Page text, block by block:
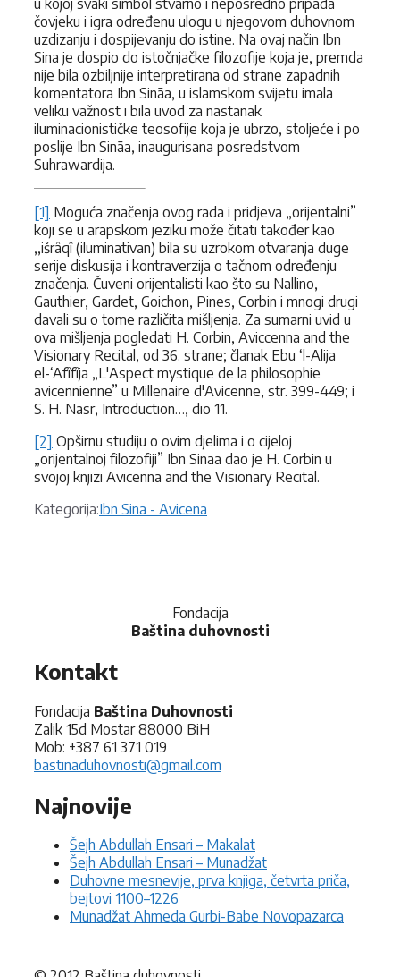
čovjeku i igra određenu ulogu u njegovom duhovnom
uzdizanju i dospijevanju do istine. Na ovaj način Ibn
Sina je dospio do istočnjačke filozofije koja je, premda
nije bila ozbiljnije interpretirana od strane zapadnih
komentatora Ibn Sināa, u islamskom svijetu imala
veliku važnost i bila uvod za nastanak
iluminacionističke teosofije koja je ubrzo, stoljeće i po
poslije Ibn Sināa, inaugurisana posredstvom
Suhrawardija.
[1] Moguća značenja ovog rada i pridjeva „orijentalni”
koji se u arapskom jeziku može čitati također kao
,,išrâqî (iluminativan) bila su uzrokom otvaranja duge
serije diskusija i kontraverzija o tačnom određenju
značenja. Čuveni orijentalisti kao što su Nallino,
Gauthier, Gardet, Goichon, Pines, Corbin i mnogi drugi
davali su o tome različita mišljenja. Za sumarni uvid u
ova mišljenja pogledati H. Corbin, Aviccenna and the
Visionary Recital, od 36. strane; članak Ebu ‘l-Alija
el-‘Afîfîja „L'Aspect mystique de la philosophie
avicennienne” u Millenaire d'Avicenne, str. 399-449; i
S. H. Nasr, Introduction…, dio 11.
[2] Opširnu studiju o ovim djelima i o cijeloj
„orijentalnoj filozofiji” Ibn Sinaa dao je H. Corbin u
svojoj knjizi Avicenna and the Visionary Recital.
Kategorija:Kategorije
Ibn Sina - Avicena
Fondacija
Baština duhovnosti
Kontakt
Fondacija Baština Duhovnosti
Zalik 15d Mostar 88000 BiH
Mob: +387 61 371 019
bastinaduhovnosti@gmail.com
Najnovije
Šejh Abdullah Ensari – Makalat
Šejh Abdullah Ensari – Munadžat
Duhovne mesnevije, prva knjiga, četvrta priča,
bejtovi 1100–1226
Munadžat Ahmeda Gurbi-Babe Novopazarca